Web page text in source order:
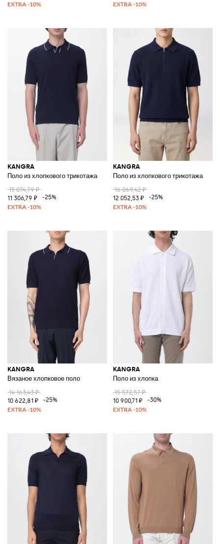
KANGRA
Поло из хлопкового трикотажа
15 074,79 ₽
11 306,79 ₽
-25%
KANGRA
Поло из хлопкового трикотажа
16 069,42 ₽
12 052,53 ₽
-25%
KANGRA
Вязаное хлопковое поло
14 163,43 ₽
10 622,81 ₽
-25%
KANGRA
Поло из хлопка
15 572,57 ₽
10 900,71 ₽
-30%